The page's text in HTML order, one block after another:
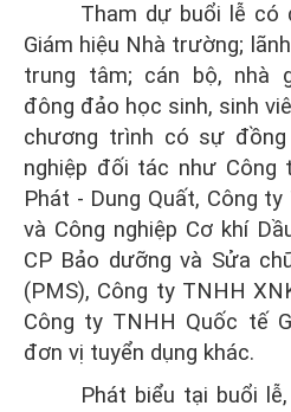
Tham dự buổi lễ có
Giám hiệu Nhà trường;
trung tâm; cán bộ, nhà
đông đảo học sinh, sinh
chương trình có sự
nghiệp đối tác như Công
Phát - Dung Quất, Công
và Công nghiệp Cơ khí
CP Bảo dưỡng và Sửa
(PMS), Công ty TNHH
Công ty TNHH Quốc tế
đơn vị tuyển dụng khác.
Phát biểu tại buổi